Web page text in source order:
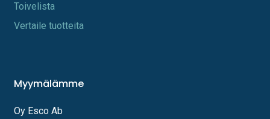
Toi​velista
Vertaile tuotteita
Myymälämme
Oy Esco Ab